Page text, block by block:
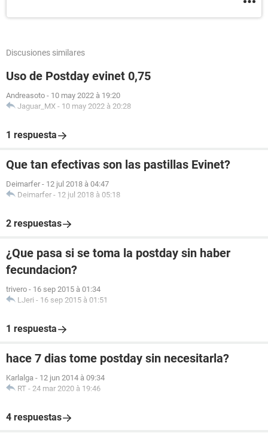
Discusiones similares
Uso de Postday evinet 0,75
Andreasoto - 10 may 2022 à 19:20
Jaguar_MX - 10 may 2022 à 20:28
1 respuesta
Que tan efectivas son las pastillas Evinet?
Deimarfer - 12 jul 2018 à 04:47
Deimarfer - 12 jul 2018 à 05:18
2 respuestas
¿Que pasa si se toma la postday sin haber
fecundacion?
trivero - 16 sep 2015 à 01:34
LJeri - 16 sep 2015 à 01:51
1 respuesta
hace 7 dias tome postday sin necesitarla?
Karlalga - 12 jun 2014 à 09:34
RT - 24 mar 2020 à 19:46
4 respuestas